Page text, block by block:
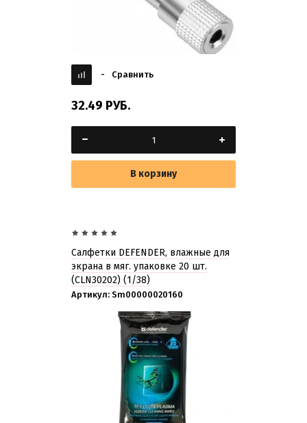
- Сравнить
32.49 РУБ.
В корзину
Салфетки DEFENDER, влажные для
экрана в мяг. упаковке 20 шт.
(CLN30202) (1/38)
Артикул: Sm00000020160